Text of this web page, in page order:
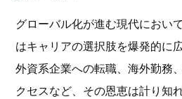
グローバル化が進む現代におい
はキャリアの選択肢を爆発的に
外資系企業への転職、海外勤務
クセスなど、その恩恵は計り知